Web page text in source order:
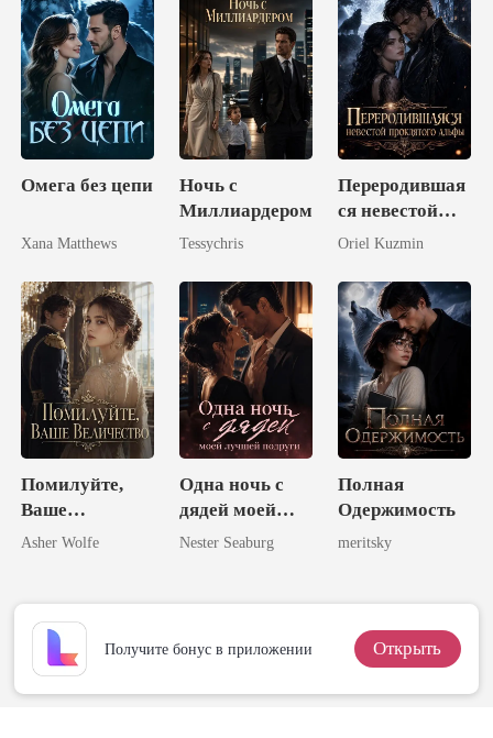
Омега без цепи
Xana Matthews
Ночь с
Миллиардером
Tessychris
Переродившая
ся невестой
проклятого
Oriel Kuzmin
Помилуйте,
Ваше
Величество
Asher Wolfe
Одна ночь с
дядей моей
лучшей
Nester Seaburg
Полная
Одержимость
meritsky
Получите бонус в приложении Открыть